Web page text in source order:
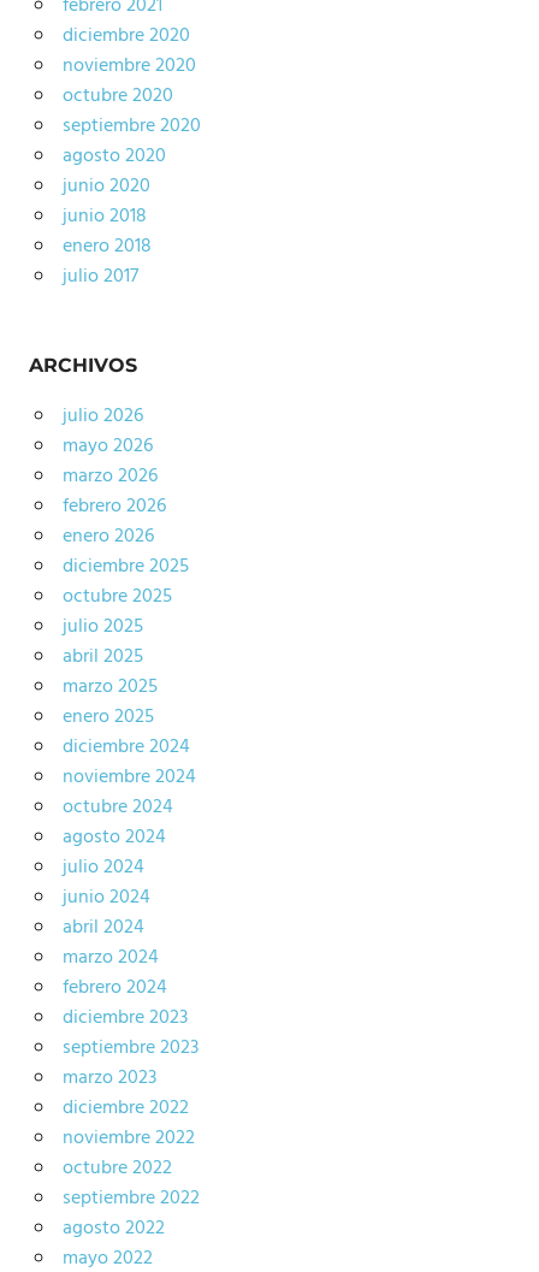
febrero 2021
diciembre 2020
noviembre 2020
octubre 2020
septiembre 2020
agosto 2020
junio 2020
junio 2018
enero 2018
julio 2017
ARCHIVOS
julio 2026
mayo 2026
marzo 2026
febrero 2026
enero 2026
diciembre 2025
octubre 2025
julio 2025
abril 2025
marzo 2025
enero 2025
diciembre 2024
noviembre 2024
octubre 2024
agosto 2024
julio 2024
junio 2024
abril 2024
marzo 2024
febrero 2024
diciembre 2023
septiembre 2023
marzo 2023
diciembre 2022
noviembre 2022
octubre 2022
septiembre 2022
agosto 2022
mayo 2022